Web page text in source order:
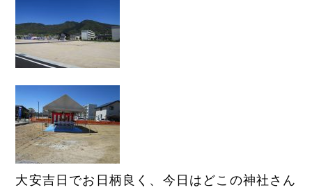
大安吉日でお日柄良く、今日はどこの神社さん